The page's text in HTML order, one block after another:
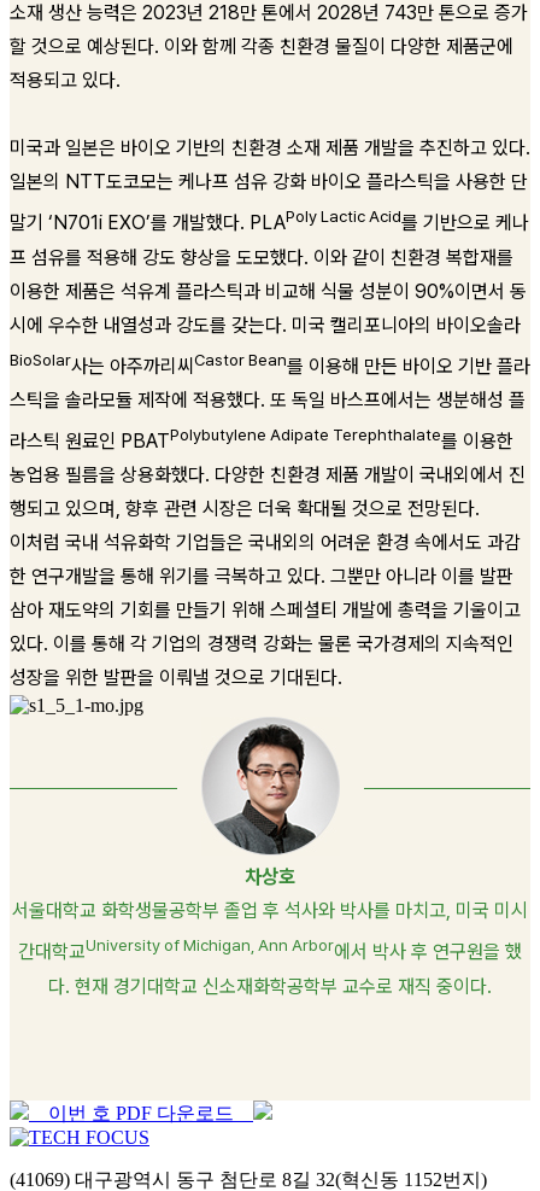
소재 생산 능력은 2023년 218만 톤에서 2028년 743만 톤으로 증가
할 것으로 예상된다. 이와 함께 각종 친환경 물질이 다양한 제품군에
적용되고 있다.
미국과 일본은 바이오 기반의 친환경 소재 제품 개발을 추진하고 있다.
일본의 NTT도코모는 케나프 섬유 강화 바이오 플라스틱을 사용한 단
말기 ‘N701i EXO’를 개발했다. PLAPoly Lactic Acid를 기반으로 케나
프 섬유를 적용해 강도 향상을 도모했다. 이와 같이 친환경 복합재를
이용한 제품은 석유계 플라스틱과 비교해 식물 성분이 90%이면서 동
시에 우수한 내열성과 강도를 갖는다. 미국 캘리포니아의 바이오솔라
BioSolar사는 아주까리씨Castor Bean를 이용해 만든 바이오 기반 플라
스틱을 솔라모듈 제작에 적용했다. 또 독일 바스프에서는 생분해성 플
라스틱 원료인 PBATPolybutylene Adipate Terephthalate를 이용한
농업용 필름을 상용화했다. 다양한 친환경 제품 개발이 국내외에서 진
행되고 있으며, 향후 관련 시장은 더욱 확대될 것으로 전망된다.
이처럼 국내 석유화학 기업들은 국내외의 어려운 환경 속에서도 과감
한 연구개발을 통해 위기를 극복하고 있다. 그뿐만 아니라 이를 발판
삼아 재도약의 기회를 만들기 위해 스페셜티 개발에 총력을 기울이고
있다. 이를 통해 각 기업의 경쟁력 강화는 물론 국가경제의 지속적인
성장을 위한 발판을 이뤄낼 것으로 기대된다.
차상호
서울대학교 화학생물공학부 졸업 후 석사와 박사를 마치고, 미국 미시
간대학교University of Michigan, Ann Arbor에서 박사 후 연구원을 했
다. 현재 경기대학교 신소재화학공학부 교수로 재직 중이다.
이번 호 PDF 다운로드
(41069) 대구광역시 동구 첨단로 8길 32(혁신동 1152번지)